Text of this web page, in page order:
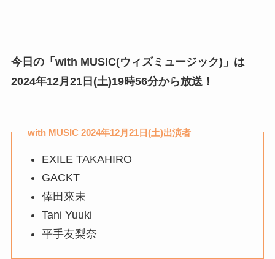
今日の「with MUSIC(ウィズミュージック)」は
2024年12月21日(土)19時56分から放送！
with MUSIC 2024年12月21日(土)出演者
EXILE TAKAHIRO
GACKT
倖田來未
Tani Yuuki
平手友梨奈